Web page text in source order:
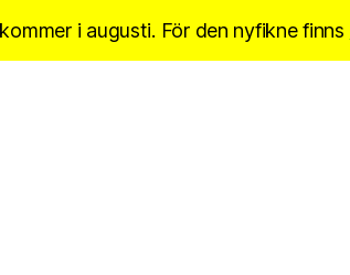
i augusti. För den nyfikne finns